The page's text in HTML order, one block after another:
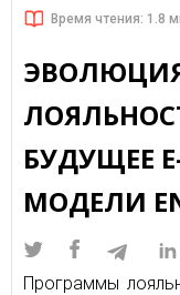
Время чтения: 1.8
БУДУЩЕЕ
МОДЕЛИ
Программы